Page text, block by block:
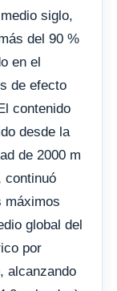
siglo,
del 90 %
en el
de efecto
contenido
desde la
de 2000 m
continuó
máximos
global del
por
alcanzando